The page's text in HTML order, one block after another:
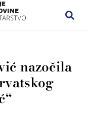
nazočila